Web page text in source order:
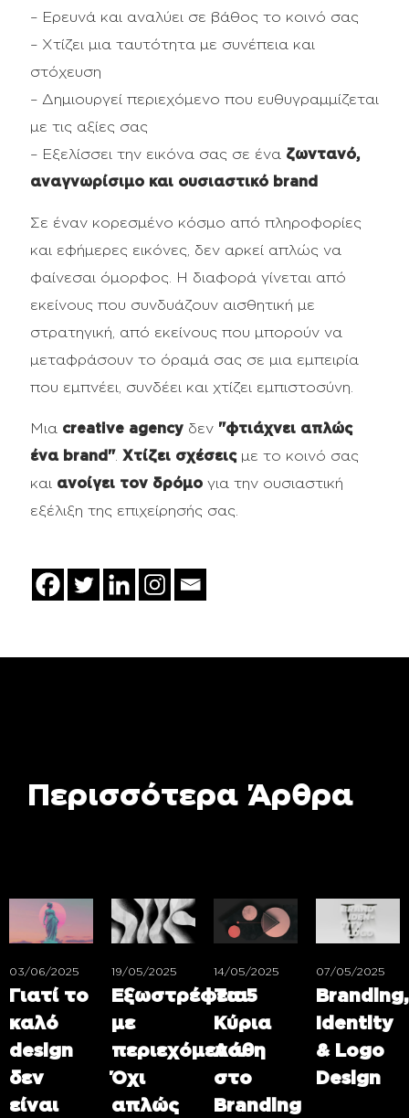
– Ερευνά και αναλύει σε βάθος το κοινό σας
– Χτίζει μια ταυτότητα με συνέπεια και
στόχευση
– Δημιουργεί περιεχόμενο που ευθυγραμμίζεται
με τις αξίες σας
– Εξελίσσει την εικόνα σας σε ένα ζωντανό,
αναγνωρίσιμο και ουσιαστικό brand
Σε έναν κορεσμένο κόσμο από πληροφορίες
και εφήμερες εικόνες, δεν αρκεί απλώς να
φαίνεσαι όμορφος. Η διαφορά γίνεται από
εκείνους που συνδυάζουν αισθητική με
στρατηγική, από εκείνους που μπορούν να
μεταφράσουν το όραμά σας σε μια εμπειρία
που εμπνέει, συνδέει και χτίζει εμπιστοσύνη.
Μια creative agency δεν "φτιάχνει απλώς
ένα brand". Χτίζει σχέσειςμε το κοινό σας
και ανοίγει τον δρόμο για την ουσιαστική
εξέλιξη της επιχείρησής σας.
Περισσότερα Άρθρα
03/06/2025
Γιατί το
καλό
design
δεν
είναι
19/05/2025
Εξωστρέφεια
με
περιεχόμενο.
Όχι
απλώς
14/05/2025
Τα 5
Κύρια
Λάθη
στο
Branding
07/05/2025
Branding,
Identity
& Logo
Design